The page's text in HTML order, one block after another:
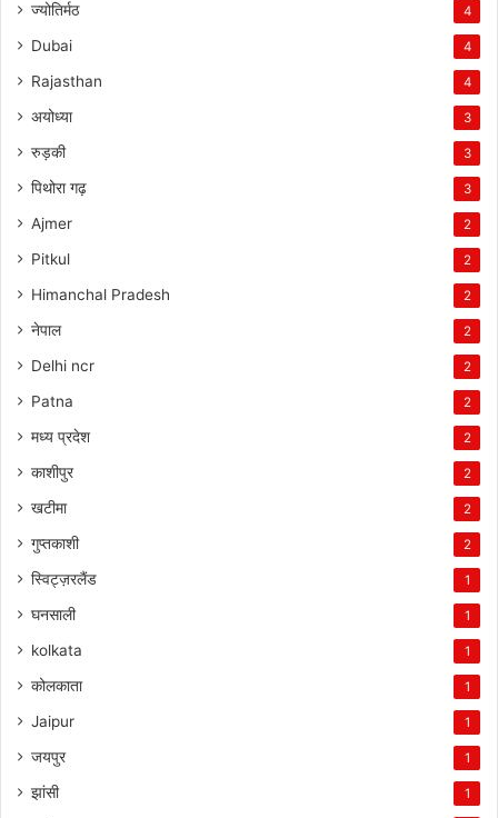
ज्योतिर्मठ 4
Dubai 4
Rajasthan 4
अयोध्या 3
रुड़की 3
पिथोरा गढ़ 3
Ajmer 2
Pitkul 2
Himanchal Pradesh 2
नेपाल 2
Delhi ncr 2
Patna 2
मध्य प्रदेश 2
काशीपुर 2
खटीमा 2
गुप्तकाशी 2
स्विट्ज़रलैंड 1
घनसाली 1
kolkata 1
कोलकाता 1
Jaipur 1
जयपुर 1
झांसी 1